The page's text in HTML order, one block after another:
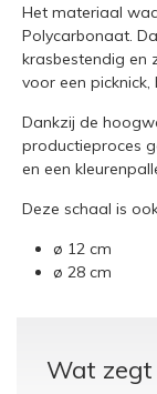
Het materiaal
Polycarbonaat.
krasbestendig en
voor een
Dankzij de
productieproces
en een
Deze schaal is
ø 12 cm
ø 28 cm
Wat zegt